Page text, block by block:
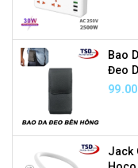
Bao
Đeo
Jack